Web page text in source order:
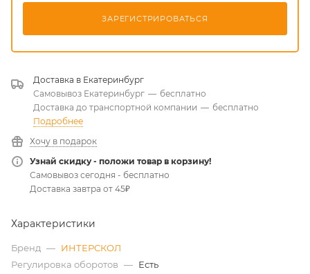
ЗАРЕГИСТРИРОВАТЬСЯ
Доставка в Екатеринбург
Самовывоз Екатеринбург — бесплатно
Доставка до транспортной компании — бесплатно
Подробнее
Хочу в подарок
Узнай скидку - положи товар в корзину!
Самовывоз сегодня - бесплатно
Доставка завтра от 45₽
Характеристики
Бренд — ИНТЕРСКОЛ
Регулировка оборотов — Есть